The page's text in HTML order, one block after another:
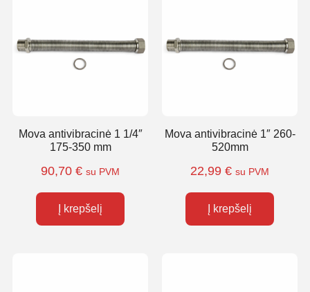
Mova antivibracinė 1 1/4″
175-350 mm
90,70 € su PVM
Į krepšelį
Mova antivibracinė 1″ 260-
520mm
22,99 € su PVM
Į krepšelį